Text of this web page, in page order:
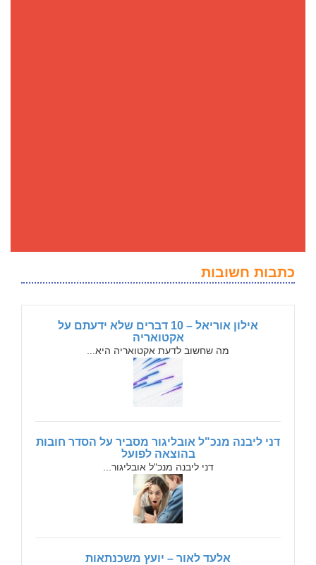
כתבות חשובות
אילון אוריאל – 10 דברים שלא ידעתם על
אקטואריה
מה שחשוב לדעת אקטואריה היא...
דני ליבנה מנכ"ל אובליגור מסביר על הסדר חובות
בהוצאה לפועל
דני ליבנה מנכ"ל אובליגור...
אלעד לאור – יועץ משכנתאות